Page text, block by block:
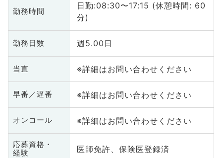
勤務時間
日勤:08:30〜17:15 (休憩時間: 60
分)
勤務日数 週5.00日
当直 ※詳細はお問い合わせください
早番／遅番 ※詳細はお問い合わせください
オンコール ※詳細はお問い合わせください
応募資格・
経験
医師免許、保険医登録済